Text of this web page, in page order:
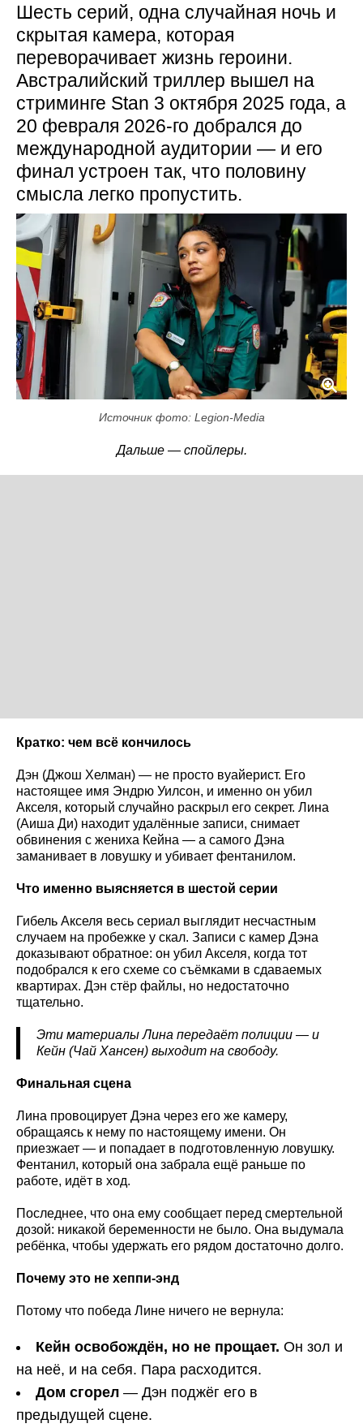
Шесть серий, одна случайная ночь и
скрытая камера, которая
переворачивает жизнь героини.
Австралийский триллер вышел на
стриминге Stan 3 октября 2025 года, а
20 февраля 2026-го добрался до
международной аудитории — и его
финал устроен так, что половину
смысла легко пропустить.
Источник фото: Legion-Media
Дальше — спойлеры.
Кратко: чем всё кончилось
Дэн (Джош Хелман) — не просто вуайерист. Его
настоящее имя Эндрю Уилсон, и именно он убил
Акселя, который случайно раскрыл его секрет. Лина
(Аиша Ди) находит удалённые записи, снимает
обвинения с жениха Кейна — а самого Дэна
заманивает в ловушку и убивает фентанилом.
Что именно выясняется в шестой серии
Гибель Акселя весь сериал выглядит несчастным
случаем на пробежке у скал. Записи с камер Дэна
доказывают обратное: он убил Акселя, когда тот
подобрался к его схеме со съёмками в сдаваемых
квартирах. Дэн стёр файлы, но недостаточно
тщательно.
Эти материалы Лина передаёт полиции — и
Кейн (Чай Хансен) выходит на свободу.
Финальная сцена
Лина провоцирует Дэна через его же камеру,
обращаясь к нему по настоящему имени. Он
приезжает — и попадает в подготовленную ловушку.
Фентанил, который она забрала ещё раньше по
работе, идёт в ход.
Последнее, что она ему сообщает перед смертельной
дозой: никакой беременности не было. Она выдумала
ребёнка, чтобы удержать его рядом достаточно долго.
Почему это не хеппи-энд
Потому что победа Лине ничего не вернула:
Кейн освобождён, но не прощает. Он зол и
на неё, и на себя. Пара расходится.
Дом сгорел — Дэн поджёг его в
предыдущей сцене.